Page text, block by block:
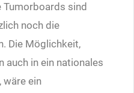
Tumorboards sind
noch die
Die Möglichkeit,
auch in ein nationales
wäre ein